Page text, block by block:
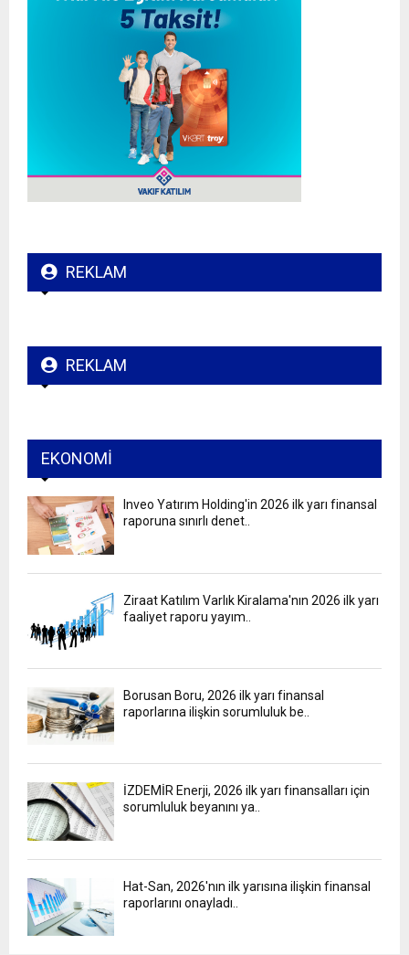
REKLAM
REKLAM
EKONOMI
Inveo Yatırım Holding'in 2026 ilk yarı finansal
raporuna sınırlı denet..
Ziraat Katılım Varlık Kiralama'nın 2026 ilk yarı
faaliyet raporu yayım..
Borusan Boru, 2026 ilk yarı finansal
raporlarına ilişkin sorumluluk be..
İZDEMİR Enerji, 2026 ilk yarı finansalları için
sorumluluk beyanını ya..
Hat-San, 2026'nın ilk yarısına ilişkin finansal
raporlarını onayladı..